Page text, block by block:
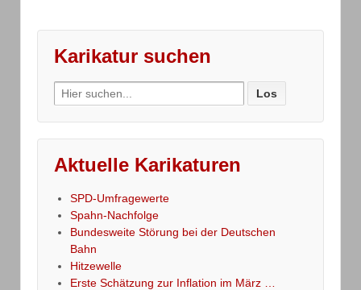
Karikatur suchen
Search
for:
Aktuelle Karikaturen
SPD-Umfragewerte
Spahn-Nachfolge
Bundesweite Störung bei der Deutschen
Bahn
Hitzewelle
Erste Schätzung zur Inflation im März …